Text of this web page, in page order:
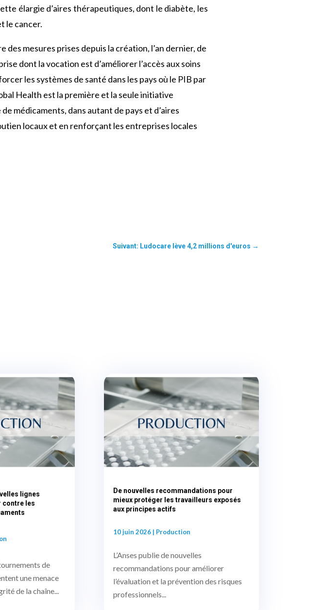
élargie d’aires thérapeutiques, dont le diabète, les
le cancer.
mesures prises depuis la création, l’an dernier, de
dont la vocation est d’améliorer l’accès aux soins
les systèmes de santé dans les pays où le PIB par
Health est la première et la seule initiative
médicaments, dans autant de pays et d’aires
locaux et en renforçant les entreprises locales
Suivant: Ludocare lève 4,2 millions d'euros →
lignes
contre les
de
une menace
de la chaîne...
De nouvelles recommandations pour
mieux protéger les travailleurs exposés
aux principes actifs
10 juin 2026| Production
L’Anses publie de nouvelles
recommandations pour améliorer
l’évaluation et la prévention des risques
professionnels...